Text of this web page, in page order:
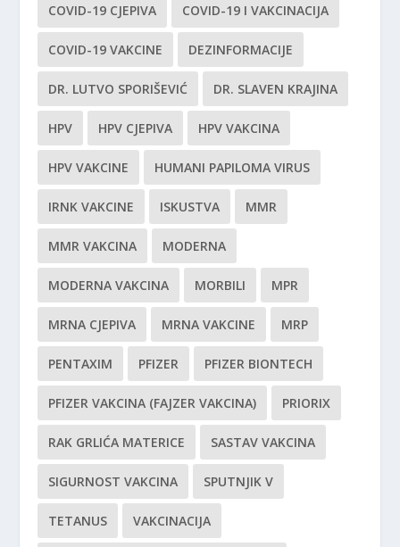
COVID-19 CJEPIVA COVID-19 I VAKCINACIJA
COVID-19 VAKCINE DEZINFORMACIJE
DR. LUTVO SPORIŠEVIĆ DR. SLAVEN KRAJINA
HPV HPV CJEPIVA HPV VAKCINA
HPV VAKCINE HUMANI PAPILOMA VIRUS
IRNK VAKCINE ISKUSTVA MMR
MMR VAKCINA MODERNA
MODERNA VAKCINA MORBILI MPR
MRNA CJEPIVA MRNA VAKCINE MRP
PENTAXIM PFIZER PFIZER BIONTECH
PFIZER VAKCINA (FAJZER VAKCINA) PRIORIX
RAK GRLIĆA MATERICE SASTAV VAKCINA
SIGURNOST VAKCINA SPUTNJIK V
TETANUS VAKCINACIJA